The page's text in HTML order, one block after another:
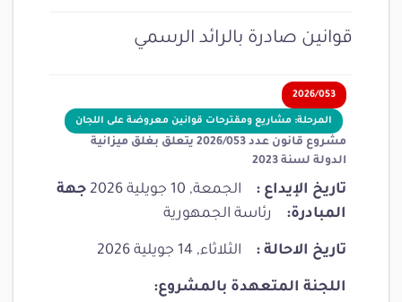
قوانين صادرة بالرائد الرسمي
2026/053
المرحلة: مشاريع ومقترحات قوانين معروضة على اللجان
مشروع قانون عدد 2026/053 يتعلق بغلق ميزانية
الدولة لسنة 2023
تاريخ الإيداع : الجمعة, 10 جويلية 2026
جهة
المبادرة:
رئاسة الجمهورية
تاريخ الاحالة : الثلاثاء, 14 جويلية 2026
اللجنة المتعهدة بالمشروع: